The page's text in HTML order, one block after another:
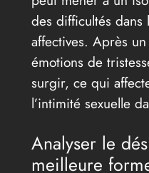
des difficultés dans
affectives. Après
émotions de
surgir, ce qui
l’intimité sexuelle
Analyser le
meilleure